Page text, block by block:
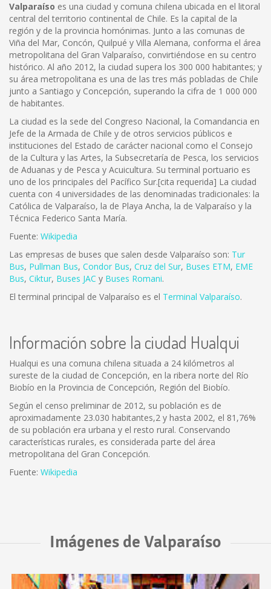
Valparaíso es una ciudad y comuna chilena ubicada en el litoral
central del territorio continental de Chile. Es la capital de la
región y de la provincia homónimas. Junto a las comunas de
Viña del Mar, Concón, Quilpué y Villa Alemana, conforma el área
metropolitana del Gran Valparaíso, convirtiéndose en su centro
histórico. Al año 2012, la ciudad supera los 300 000 habitantes; y
su área metropolitana es una de las tres más pobladas de Chile
junto a Santiago y Concepción, superando la cifra de 1 000 000
de habitantes.
La ciudad es la sede del Congreso Nacional, la Comandancia en
Jefe de la Armada de Chile y de otros servicios públicos e
instituciones del Estado de carácter nacional como el Consejo
de la Cultura y las Artes, la Subsecretaría de Pesca, los servicios
de Aduanas y de Pesca y Acuicultura. Su terminal portuario es
uno de los principales del Pacífico Sur.[cita requerida] La ciudad
cuenta con 4 universidades de las denominadas tradicionales: la
Católica de Valparaíso, la de Playa Ancha, la de Valparaíso y la
Técnica Federico Santa María.
Fuente: Wikipedia
Las empresas de buses que salen desde Valparaíso son: Tur
Bus, Pullman Bus, Condor Bus, Cruz del Sur, Buses ETM, EME
Bus, Ciktur, Buses JAC y Buses Romani.
El terminal principal de Valparaíso es el Terminal Valparaíso.
Información sobre la ciudad Hualqui
Hualqui es una comuna chilena situada a 24 kilómetros al
sureste de la ciudad de Concepción, en la ribera norte del Río
Biobío en la Provincia de Concepción, Región del Biobío.
Según el censo preliminar de 2012, su población es de
aproximadamente 23.030 habitantes,2 y hasta 2002, el 81,76%
de su población era urbana y el resto rural. Conservando
características rurales, es considerada parte del área
metropolitana del Gran Concepción.
Fuente: Wikipedia
Imágenes de Valparaíso